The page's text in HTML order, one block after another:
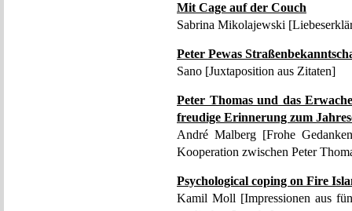
Mit Cage auf der Couch
Sabrina Mikolajewski
Peter Pewas
Sano [Juxtaposition aus Zitaten]
Peter Thomas und das
freudige Erinnerung zum
André Malberg [Frohe
Kooperation zwischen Peter
Psychological coping on Fire
Kamil Moll [Impressionen aus